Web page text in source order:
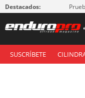
Destacados:
SUSCRÍBETE